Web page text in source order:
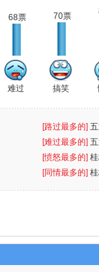
68票
难过
70票
搞笑
[路过最多的]
[难过最多的]
[愤怒最多的]
[同情最多的]